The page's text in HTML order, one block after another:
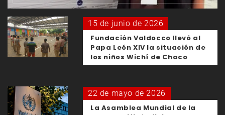
15 de junio de 2026
Fundación Valdocco llevó al
Papa León XIV la situación de
los niños Wichí de Chaco
22 de mayo de 2026
La Asamblea Mundial de la